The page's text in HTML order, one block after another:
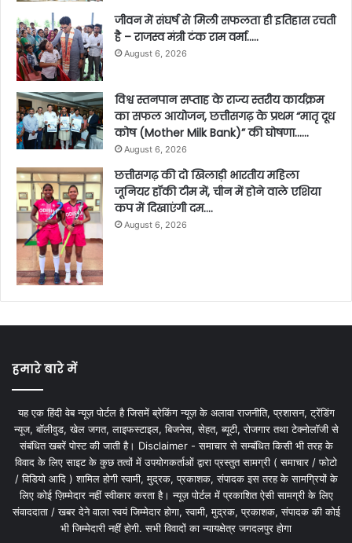
जीवन में संघर्ष से मिली सफलता ही इतिहास रचती
है – राजस्व मंत्री टंक राम वर्मा…..
August 6, 2026
विश्व स्तनपान सप्ताह के राज्य स्तरीय कार्यक्रम
का सफल आयोजन, छत्तीसगढ़ के प्रथम “मातृ दूध
कोष (Mother Milk Bank)” की घोषणा……
August 6, 2026
छत्तीसगढ़ की दो खिलाड़ी भारतीय महिला
जूनियर हॉकी टीम में, चीन में होने वाले एशिया
कप में दिखाएंगी दम….
August 6, 2026
हमारे बारे में
यह एक हिंदी वेब न्यूज़ पोर्टल है जिसमें ब्रेकिंग न्यूज़ के अलावा राजनीति, प्रशासन, ट्रेंडिंग
न्यूज, बॉलीवुड, खेल जगत, लाइफस्टाइल, बिजनेस, सेहत, ब्यूटी, रोजगार तथा टेक्नोलॉजी से
संबंधित खबरें पोस्ट की जाती है। Disclaimer - समाचार से सम्बंधित किसी भी तरह के
विवाद के लिए साइट के कुछ तत्वों में उपयोगकर्ताओं द्वारा प्रस्तुत सामग्री ( समाचार / फोटो
/ विडियो आदि ) शामिल होगी स्वामी, मुद्रक, प्रकाशक, संपादक इस तरह के सामग्रियों के
लिए कोई ज़िम्मेदार नहीं स्वीकार करता है। न्यूज़ पोर्टल में प्रकाशित ऐसी सामग्री के लिए
संवाददाता / खबर देने वाला स्वयं जिम्मेदार होगा, स्वामी, मुद्रक, प्रकाशक, संपादक की कोई
भी जिम्मेदारी नहीं होगी. सभी विवादों का न्यायक्षेत्र जगदलपुर होगा